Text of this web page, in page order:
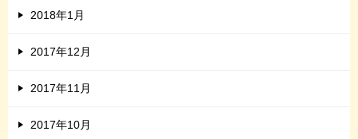
2018年1月
2017年12月
2017年11月
2017年10月